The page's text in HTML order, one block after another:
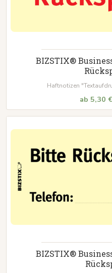
BIZSTIX®
Haftnotizen
ab 5,30 €
BIZSTIX®